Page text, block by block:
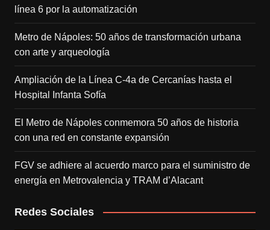
línea 6 por la automatización
Metro de Nápoles: 50 años de transformación urbana
con arte y arqueología
Ampliación de la Línea C-4a de Cercanías hasta el
Hospital Infanta Sofía
El Metro de Nápoles conmemora 50 años de historia
con una red en constante expansión
FGV se adhiere al acuerdo marco para el suministro de
energía en Metrovalencia y TRAM d’Alacant
Redes Sociales